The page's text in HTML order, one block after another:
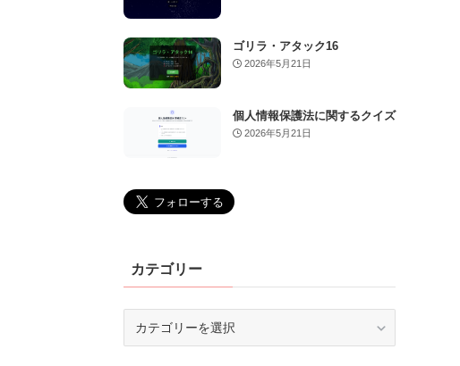
ゴリラ・アタック16
2026年5月21日
個人情報保護法に関するクイズ
2026年5月21日
カテゴリー